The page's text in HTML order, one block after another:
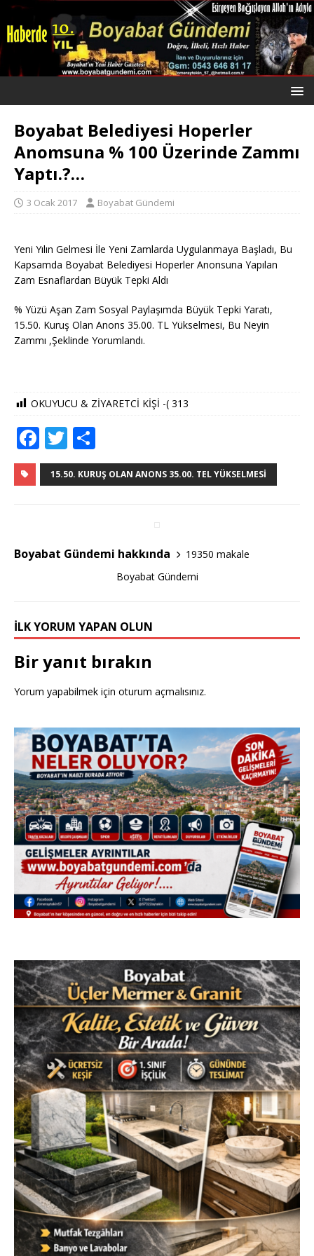
Boyabat Belediyesi Hoperler
Anomsuna % 100 Üzerinde Zammı
Yaptı.?…
3 Ocak 2017 Boyabat Gündemi
Yeni Yılın Gelmesi İle Yeni Zamlarda Uygulanmaya Başladı, Bu
Kapsamda Boyabat Belediyesi Hoperler Anonsuna Yapılan
Zam Esnaflardan Büyük Tepki Aldı
% Yüzü Aşan Zam Sosyal Paylaşımda Büyük Tepki Yaratı,
15.50. Kuruş Olan Anons 35.00. TL Yükselmesi, Bu Neyin
Zammı ,Şeklinde Yorumlandı.
OKUYUCU & ZİYARETCİ KİŞİ -( 313
F
a
c
o
T
w
it
h
ar
15.50. KURUŞ OLAN ANONS 35.00. TEL YÜKSELMESI
Boyabat Gündemi hakkında
19350 makale
Boyabat Gündemi
İLK YORUM YAPAN OLUN
Bir yanıt bırakın
Yorum yapabilmek için oturum açmalısınız.